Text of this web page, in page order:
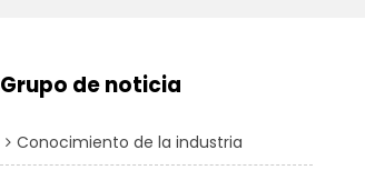
Grupo de noticia
Conocimiento de la industria